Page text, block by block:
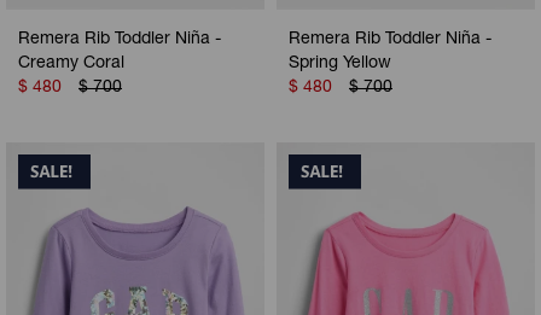
Remera Rib Toddler Niña -
Creamy Coral
$ 480 $ 700
Remera Rib Toddler Niña -
Spring Yellow
$ 480 $ 700